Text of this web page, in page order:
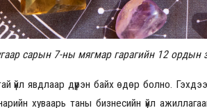
сарын 7-ны мягмар гарагийн 12 ордын
үйл явдлаар дүүрэн байх өдөр болно.
хуваарь таны бизнесийн үйл